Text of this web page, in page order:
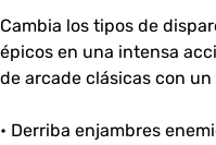
Cambia los tipos de
épicos en una intensa
de arcade clásicas con
• Derriba enjambres